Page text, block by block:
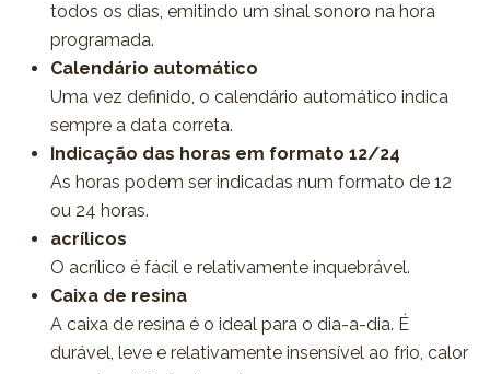
todos os dias, emitindo um sinal sonoro na hora
programada.
Calendário automático
Uma vez definido, o calendário automático indica
sempre a data correta.
Indicação das horas em formato 12/24
As horas podem ser indicadas num formato de 12
ou 24 horas.
acrílicos
O acrílico é fácil e relativamente inquebrável.
Caixa de resina
A caixa de resina é o ideal para o dia-a-dia. É
durável, leve e relativamente insensível ao frio, calor